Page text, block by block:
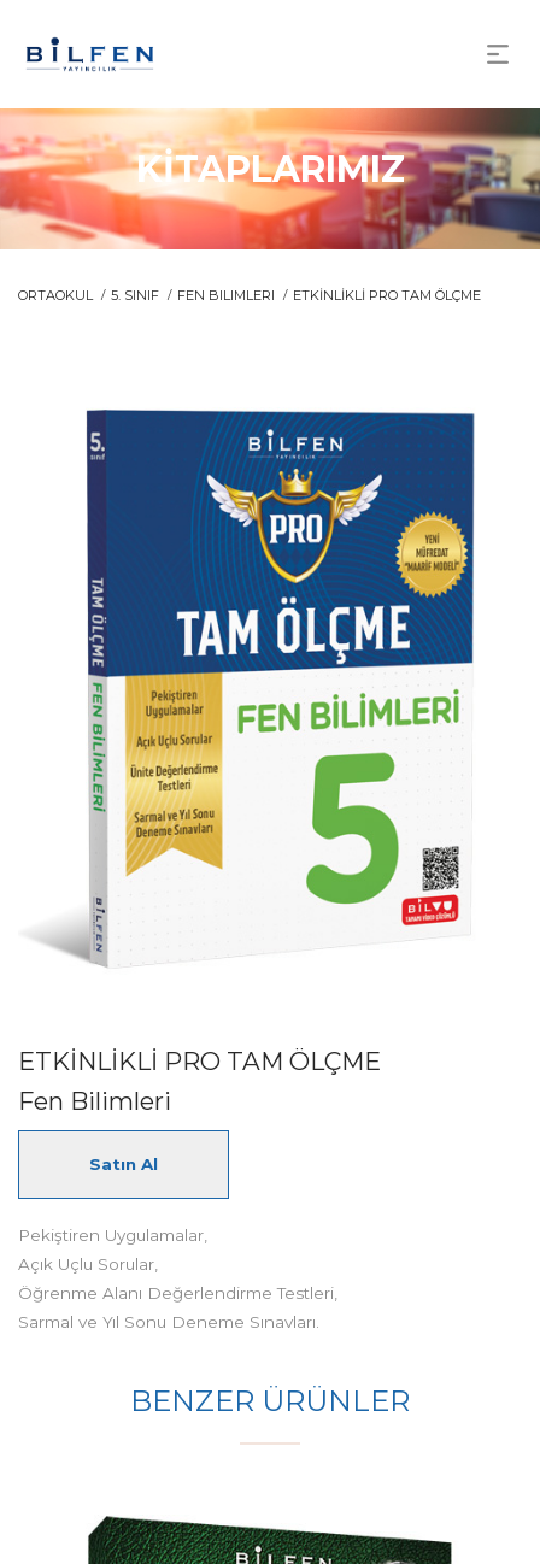
KİTAPLARIMIZ
ORTAOKUL 5. SINIF FEN BILIMLERI ETKİNLİKLİ PRO TAM ÖLÇME
ETKİNLİKLİ PRO TAM ÖLÇME
Fen Bilimleri
Satın Al
Pekiştiren Uygulamalar,
Açık Uçlu Sorular,
Öğrenme Alanı Değerlendirme Testleri,
Sarmal ve Yıl Sonu Deneme Sınavları.
BENZER ÜRÜNLER